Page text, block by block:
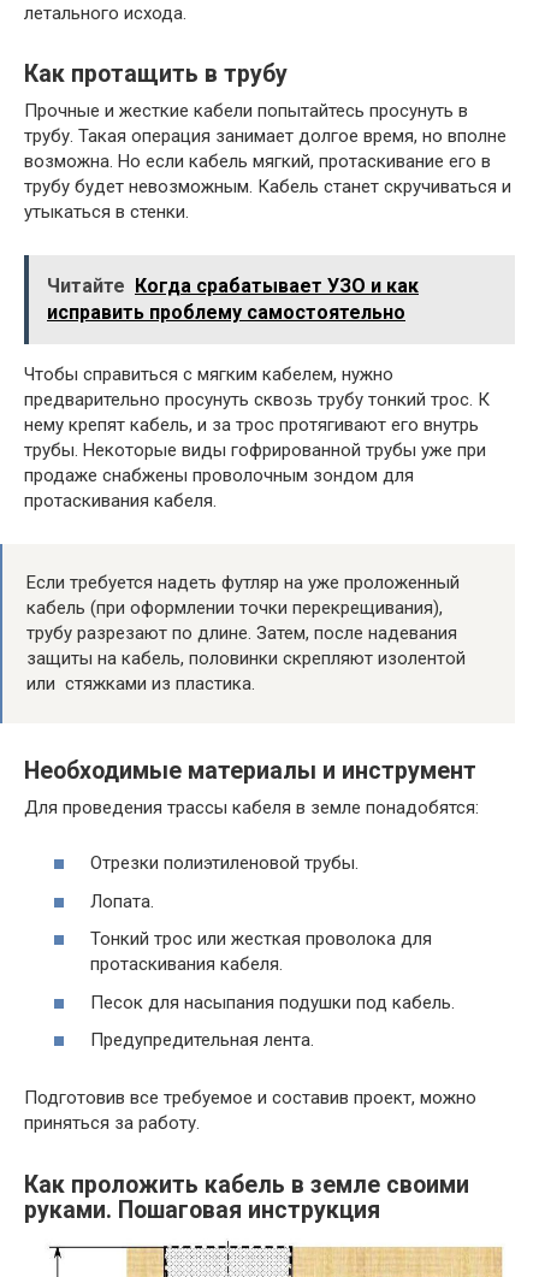
летального исхода.
Как протащить в трубу
Прочные и жесткие кабели попытайтесь просунуть в
трубу. Такая операция занимает долгое время, но вполне
возможна. Но если кабель мягкий, протаскивание его в
трубу будет невозможным. Кабель станет скручиваться и
утыкаться в стенки.
Читайте Когда срабатывает УЗО и как
исправить проблему самостоятельно
Чтобы справиться с мягким кабелем, нужно
предварительно просунуть сквозь трубу тонкий трос. К
нему крепят кабель, и за трос протягивают его внутрь
трубы. Некоторые виды гофрированной трубы уже при
продаже снабжены проволочным зондом для
протаскивания кабеля.
Если требуется надеть футляр на уже проложенный
кабель (при оформлении точки перекрещивания),
трубу разрезают по длине. Затем, после надевания
защиты на кабель, половинки скрепляют изолентой
или стяжками из пластика.
Необходимые материалы и инструмент
Для проведения трассы кабеля в земле понадобятся:
Отрезки полиэтиленовой трубы.
Лопата.
Тонкий трос или жесткая проволока для
протаскивания кабеля.
Песок для насыпания подушки под кабель.
Предупредительная лента.
Подготовив все требуемое и составив проект, можно
приняться за работу.
Как проложить кабель в земле своими
руками. Пошаговая инструкция